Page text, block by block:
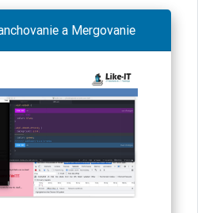
a Mergovanie